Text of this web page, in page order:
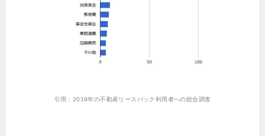
引用： 2019年の不動産リースバック利用者への総合調査